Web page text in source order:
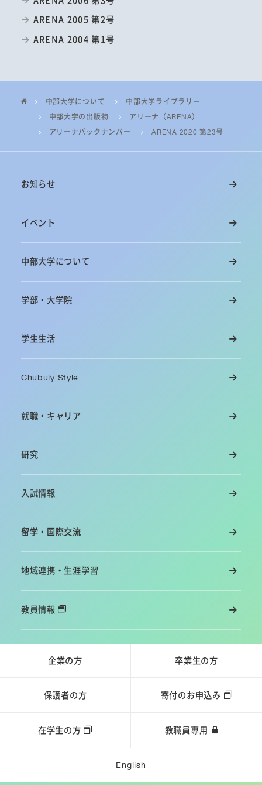
ARENA 2005 第2号
ARENA 2004 第1号
中部大学について
中部大学ライブラリー
中部大学の出版物
アリーナ（ARENA）
アリーナバックナンバー
ARENA 2020 第23号
お知らせ
イベント
中部大学について
学部・大学院
学生生活
Chubuly Style
就職・キャリア
研究
入試情報
留学・国際交流
地域連携・生涯学習
教員情報
企業の方 卒業生の方
保護者の方 寄付のお申込み
在学生の方 教職員専用
English